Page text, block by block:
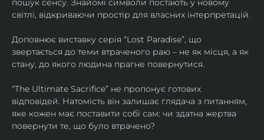
пошук сенсу. Знайомі символи постають у новому
світлі, відкриваючи простір для власних інтерпретацій.
Доповнює виставку серія “Lost Paradise”, що
звертається до теми втраченого раю – не як місця, а як
стану, до якого людина прагне повернутися.
“The Ultimate Sacrifice” не пропонує готових
відповідей. Натомість він залишає глядача з питанням,
яке кожен має поставити собі сам: чи здатна жертва
повернути те, що було втрачено?